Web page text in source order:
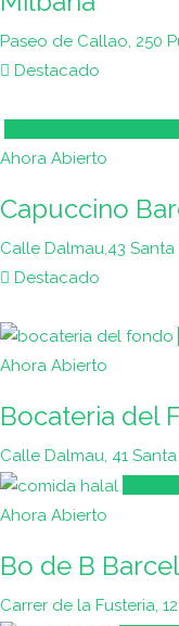
Paseo de Callao, 250
Destacado
Ahora Abierto
Capuccino
Calle Dalmau,43
Destacado
Ahora Abierto
Bocateria del
Calle Dalmau, 41
Ahora Abierto
Bo de B
Carrer de la Fusteria,